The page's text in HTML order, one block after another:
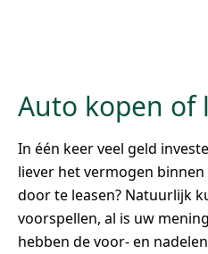
Auto kopen of
In één keer veel geld
liever het vermogen
door te leasen? Natuurlijk
voorspellen, al is uw
hebben de voor- en